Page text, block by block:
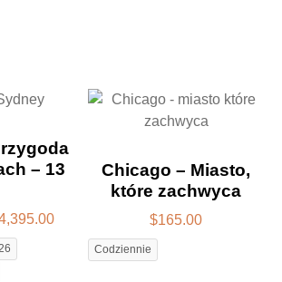
– 13
Chicago – Miasto,
które zachwyca
$165.00
Codziennie